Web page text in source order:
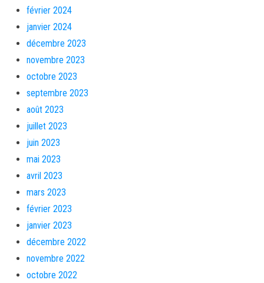
février 2024
janvier 2024
décembre 2023
novembre 2023
octobre 2023
septembre 2023
août 2023
juillet 2023
juin 2023
mai 2023
avril 2023
mars 2023
février 2023
janvier 2023
décembre 2022
novembre 2022
octobre 2022